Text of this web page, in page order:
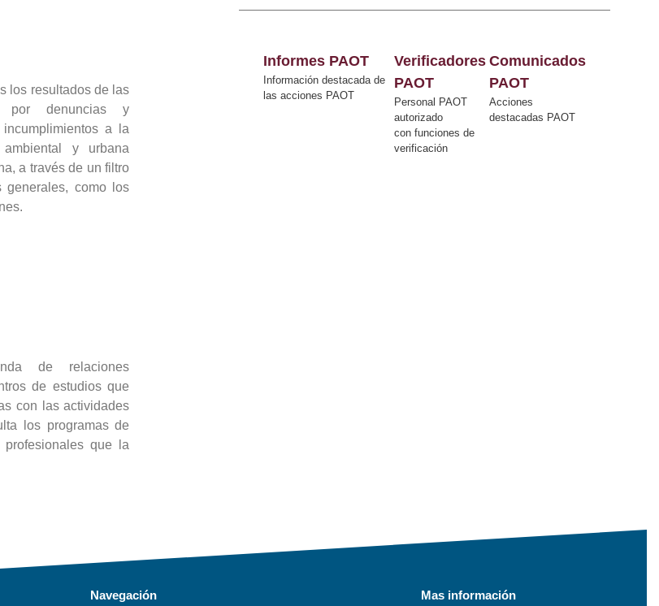
los resultados de las
por denuncias y
a la
y urbana
a través de un filtro
generales, como los
de relaciones
de estudios que
con las actividades
los programas de
que la
Informes PAOT
Información destacada de
las acciones PAOT
Verificadores
PAOT
Personal PAOT
autorizado
con funciones de
verificación
Comunicados
PAOT
Acciones
destacadas PAOT
Navegación Mas información